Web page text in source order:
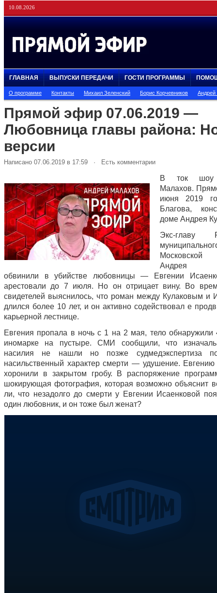
10.08.2026
ГЛАВНАЯ ВЫПУСКИ ПЕРЕДАЧИ ГОСТИ ПРОГРАММЫ
О программе Контакты Михаил Зеленский Борис Корчевников
Прямой эфир 07.06.2019 —
Любовница главы района:
версии
Написано 07.06.2019 в 17:59 · Есть комментарии
В ток шоу
Малахов.
июня 2019
Благова,
доме Андрея
Экс-главу
Андрея
обвинили в убийстве любовницы — Евгении
арестовали до 7 июля. Но он отрицает вину. Во
свидетелей выяснилось, что роман между Кулаковым и
длился более 10 лет, и он активно содействовал е
карьерной лестнице.
Евгения пропала в ночь с 1 на 2 мая, тело
иномарке на пустыре. СМИ сообщили, что
насилия не нашли но позже судмедэкспертиза
насильственный характер смерти — удушение. Евгению
хоронили в закрытом гробу. В распоряжение
шокирующая фотография, которая возможно объяснит
ли, что незадолго до смерти у Евгении Исаенковой
один любовник, и он тоже был женат?